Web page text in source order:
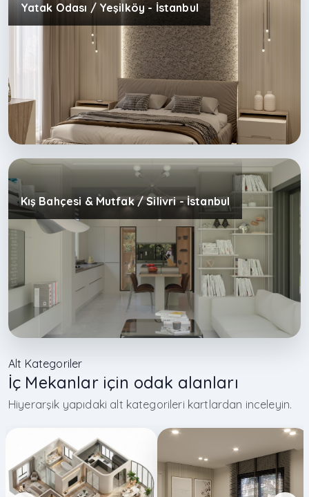
Yatak Odası / Yeşilköy - İstanbul
Kış Bahçesi & Mutfak / Silivri - İstanbul
Alt Kategoriler
İç Mekanlar için odak alanları
Hiyerarşik yapıdaki alt kategorileri kartlardan inceleyin.